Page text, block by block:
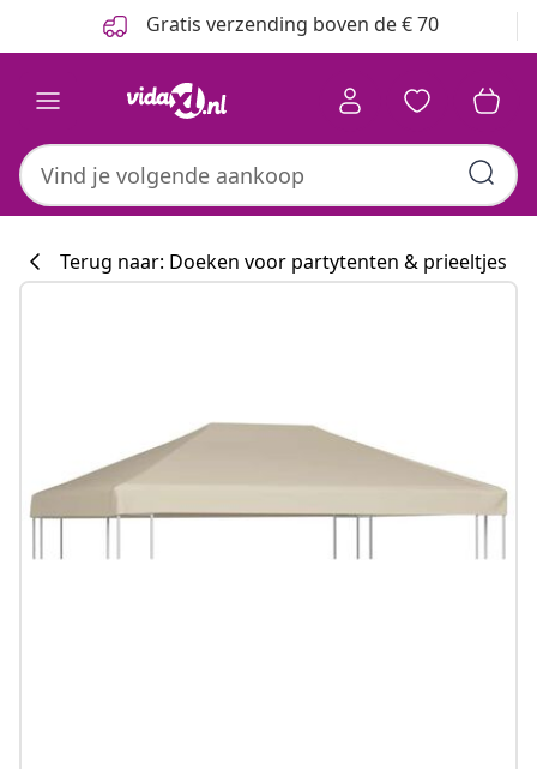
Gratis verzending boven de € 70
Terug naar: Doeken voor partytenten & prieeltjes